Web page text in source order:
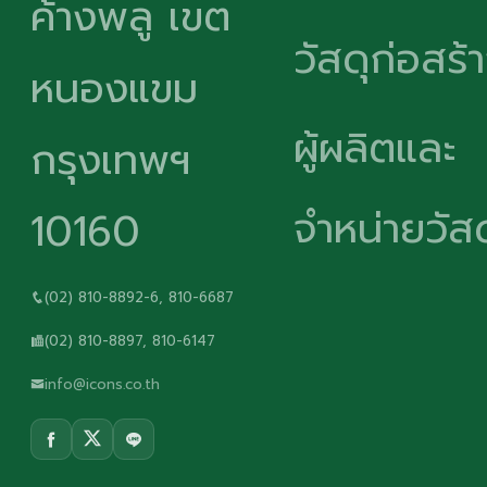
ค้างพลู เขต
หนองแขม
กรุงเทพฯ
10160
(02) 810-8892-6, 810-6687
(02) 810-8897, 810-6147
info@icons.co.th
วัสดุก่อสร้
ผู้ผลิตและ
จำหน่ายวั